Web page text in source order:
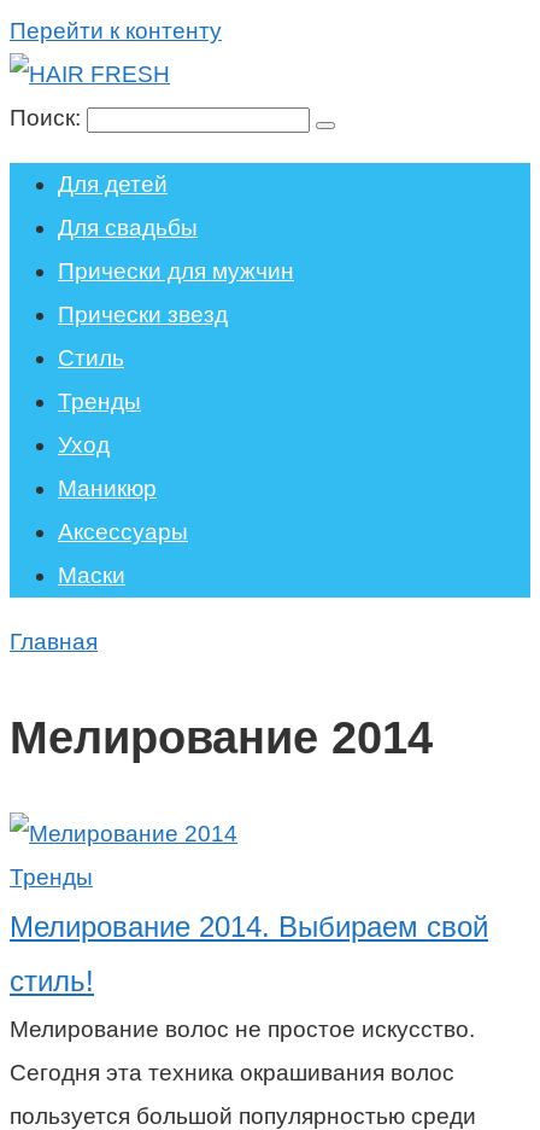
Перейти к контенту
Поиск:
Для детей
Для свадьбы
Прически для мужчин
Прически звезд
Стиль
Тренды
Уход
Маникюр
Аксессуары
Маски
Главная
Мелирование 2014
Тренды
Мелирование 2014. Выбираем свой
стиль!
Мелирование волос не простое искусство.
Сегодня эта техника окрашивания волос
пользуется большой популярностью среди